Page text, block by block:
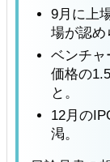
9月に上
場が認め
ベンチャ
価格の
と。
12月の
渇。